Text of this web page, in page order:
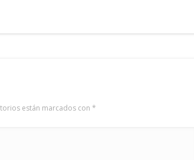
están marcados con *